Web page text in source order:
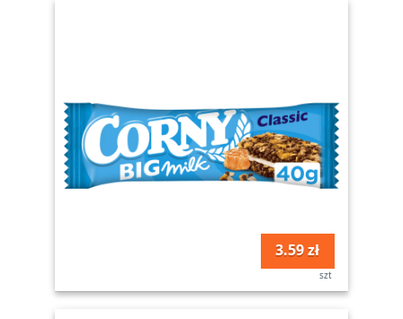
3.59 zł
szt